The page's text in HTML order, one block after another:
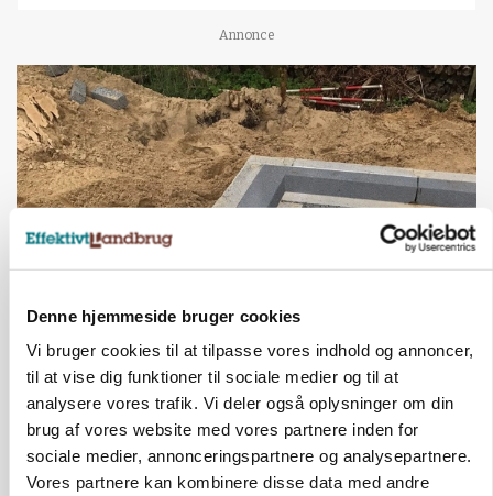
Denne hjemmeside bruger cookies
Vi bruger cookies til at tilpasse vores indhold og annoncer,
til at vise dig funktioner til sociale medier og til at
analysere vores trafik. Vi deler også oplysninger om din
brug af vores website med vores partnere inden for
sociale medier, annonceringspartnere og analysepartnere.
Vores partnere kan kombinere disse data med andre
Annonce
Fra mark til mur: Byggeriet kan åbne nyt
marked for biokul
Annonce
»Nu stopper I«: Landbrugsdebattør og